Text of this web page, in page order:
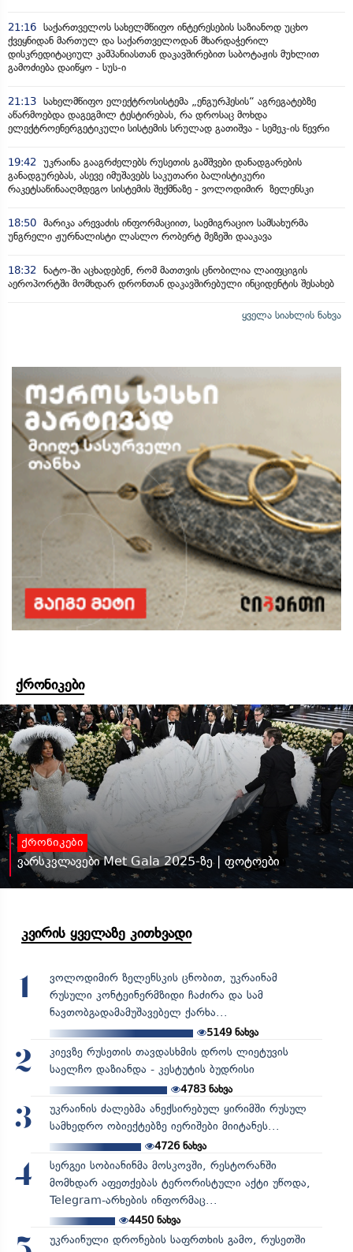
21:16 საქართველოს სახელმწიფო ინტერესების საზიანოდ უცხო
ქვეყნიდან მართულ და საქართველოდან მხარდაჭერილ
დისკრედიტაციულ კამპანიასთან დაკავშირებით საბოტაჟის მუხლით
გამოძიება დაიწყო - სუს-ი
21:13 სახელმწიფო ელექტროსისტემა „ენგურჰესის“ აგრეგატებზე
აწარმოებდა დაგეგმილ ტესტირებას, რა დროსაც მოხდა
ელექტროენერგეტიკული სისტემის სრულად გათიშვა - სემეკ-ის წევრი
19:42
უკრაინა გააგრძელებს რუსეთის გამშვები დანადგარების
განადგურებას, ასევე იმუშავებს საკუთარი ბალისტიკური
რაკეტსაწინააღმდეგო სისტემის შექმნაზე - ვოლოდიმირ ზელენსკი
18:50 მარიკა არევაძის ინფორმაციით, საემიგრაციო სამსახურმა
უნგრელი ჟურნალისტი ლასლო რობერტ მეზეში დააკავა
18:32
ნატო-ში აცხადებენ, რომ მათთვის ცნობილია ლაიფციგის
აეროპორტში მომხდარ დრონთან დაკავშირებული ინციდენტის შესახებ
ყველა სიახლის ნახვა
ქრონიკები
ქრონიკები
ვარსკვლავები Met Gala 2025-ზე | ფოტოები
კვირის ყველაზე კითხვადი
1
ვოლოდიმირ ზელენსკის ცნობით, უკრაინამ
რუსული კონტეინერმზიდი ჩაძირა და სამ
ნავთობგადამამუშავებელ ქარხა...
5149 ნახვა
2
კიევზე რუსეთის თავდასხმის დროს ლიეტუვის
საელჩო დაზიანდა - კესტუტის ბუდრისი
4783ნახვა
3
უკრაინის ძალებმა ანექსირებულ ყირიმში რუსულ
სამხედრო ობიექტებზე იერიშები მიიტანეს...
4726ნახვა
4
სერგეი სობიანინმა მოსკოვში, რესტორანში
მომხდარ აფეთქებას ტერორისტული აქტი უწოდა,
Telegram-არხების ინფორმაც...
4450ნახვა
უკრაინული დრონების საფრთხის გამო, რუსეთში